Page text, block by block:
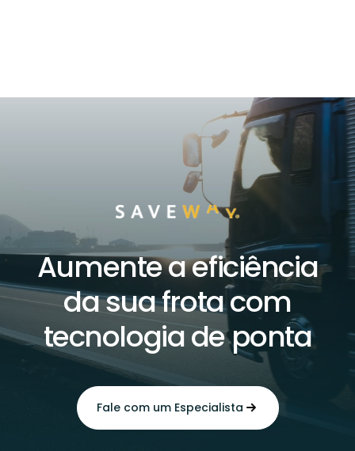
Aumente a eficiência
da sua frota com
tecnologia de ponta
Fale com um Especialista